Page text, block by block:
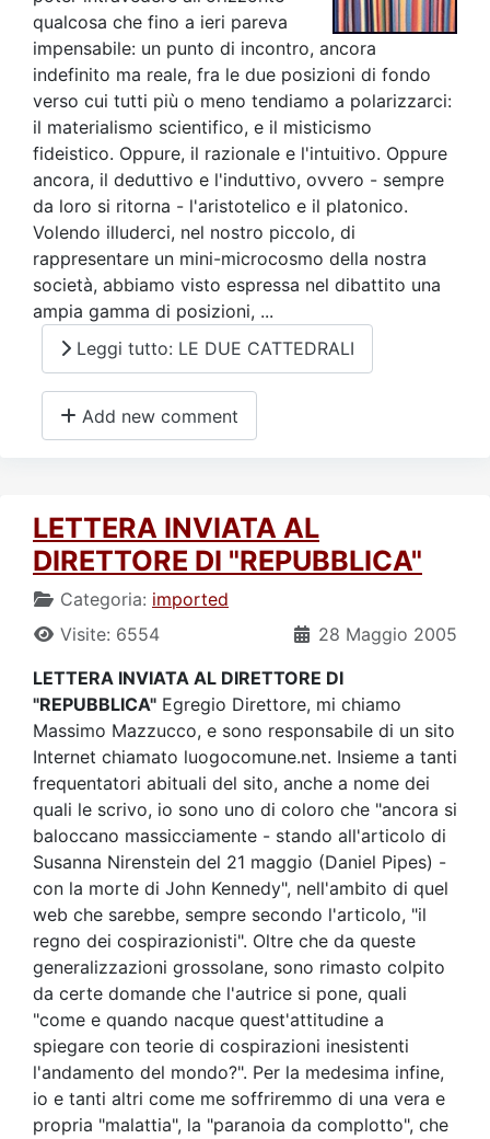
qualcosa che fino a ieri pareva
impensabile: un punto di incontro, ancora
indefinito ma reale, fra le due posizioni di fondo
verso cui tutti più o meno tendiamo a polarizzarci:
il materialismo scientifico, e il misticismo
fideistico. Oppure, il razionale e l'intuitivo. Oppure
ancora, il deduttivo e l'induttivo, ovvero - sempre
da loro si ritorna - l'aristotelico e il platonico.
Volendo illuderci, nel nostro piccolo, di
rappresentare un mini-microcosmo della nostra
società, abbiamo visto espressa nel dibattito una
ampia gamma di posizioni, ...
Leggi tutto: LE DUE CATTEDRALI
Add new comment
LETTERA INVIATA AL
DIRETTORE DI "REPUBBLICA"
Categoria: imported
28 Maggio 2005
Visite: 6554
LETTERA INVIATA AL DIRETTORE DI
"REPUBBLICA" Egregio Direttore, mi chiamo
Massimo Mazzucco, e sono responsabile di un sito
Internet chiamato luogocomune.net. Insieme a tanti
frequentatori abituali del sito, anche a nome dei
quali le scrivo, io sono uno di coloro che "ancora si
baloccano massicciamente - stando all'articolo di
Susanna Nirenstein del 21 maggio (Daniel Pipes) -
con la morte di John Kennedy", nell'ambito di quel
web che sarebbe, sempre secondo l'articolo, "il
regno dei cospirazionisti". Oltre che da queste
generalizzazioni grossolane, sono rimasto colpito
da certe domande che l'autrice si pone, quali
"come e quando nacque quest'attitudine a
spiegare con teorie di cospirazioni inesistenti
l'andamento del mondo?". Per la medesima infine,
io e tanti altri come me soffriremmo di una vera e
propria "malattia", la "paranoia da complotto", che